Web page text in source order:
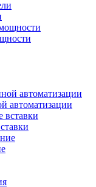
автоматизации